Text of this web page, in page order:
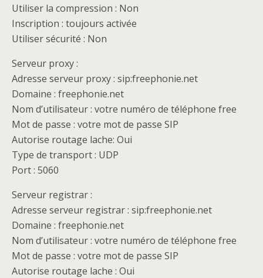
Utiliser la compression : Non
Inscription : toujours activée
Utiliser sécurité : Non
Serveur proxy :
Adresse serveur proxy : sip:freephonie.net
Domaine : freephonie.net
Nom d’utilisateur : votre numéro de téléphone free
Mot de passe : votre mot de passe SIP
Autorise routage lache: Oui
Type de transport : UDP
Port : 5060
Serveur registrar :
Adresse serveur registrar : sip:freephonie.net
Domaine : freephonie.net
Nom d’utilisateur : votre numéro de téléphone free
Mot de passe : votre mot de passe SIP
Autorise routage lache : Oui